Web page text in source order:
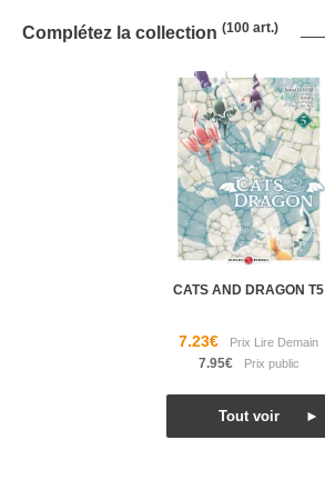
Complétez la collection (100 art.)
CATS AND DRAGON T5
7.23€
7.95€